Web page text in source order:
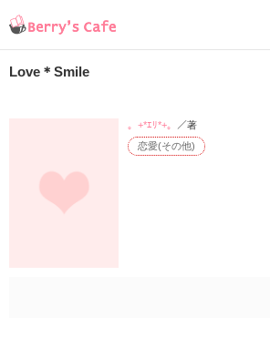
Love＊Smile
恋愛(その他)
。+*ｴﾘ*+。 ／著